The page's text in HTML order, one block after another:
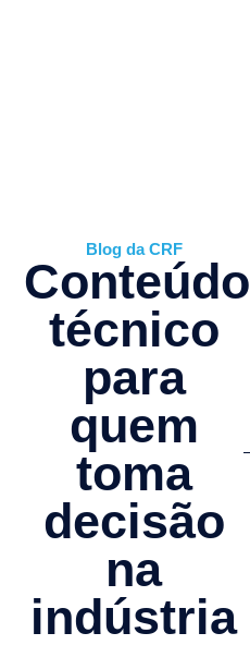
Blog da CRF
Conteúdo
técnico
para
quem
toma
decisão
na
indústria